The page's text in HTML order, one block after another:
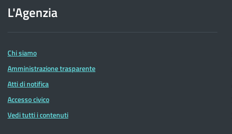
dell'Agenzia
delle
Entrate
L'Agenzia
Chi siamo
Amministrazione trasparente
Atti di notifica
Accesso civico
Vedi tutti i contenuti